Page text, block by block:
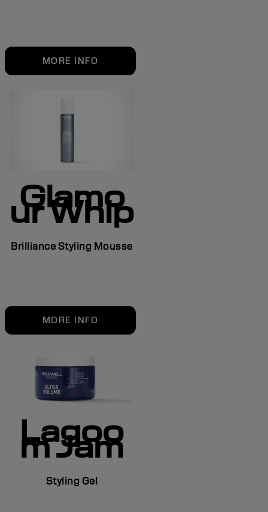
MORE INFO
Glamo
ur Whip
Brilliance Styling Mousse
MORE INFO
Lagoo
m Jam
Styling Gel